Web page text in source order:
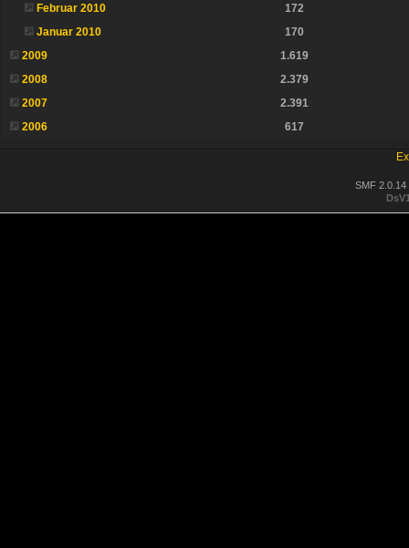
Februar 2010
172
Januar 2010
170
2009
1.619
2008
2.379
2007
2.391
2006
617
SMF 2.0.14